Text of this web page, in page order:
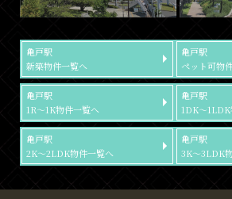
亀戸駅
新築物件一覧へ
亀戸駅
ペット可物
亀戸駅
1R～1K物件一覧へ
亀戸駅
1DK～
亀戸駅
2K～2LDK物件一覧へ
亀戸駅
3K～3LDK